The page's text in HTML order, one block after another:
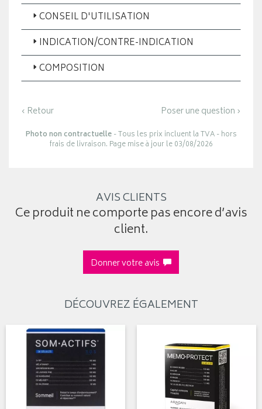
CONSEIL D'UTILISATION
INDICATION/CONTRE-INDICATION
COMPOSITION
‹ Retour Poser une question ›
Photo non contractuelle- Tous les prix incluent la TVA - hors
frais de livraison. Page mise à jour le 03/08/2026
AVIS CLIENTS
Ce produit ne comporte pas encore d’avis
client.
Donner votre avis
DÉCOUVREZ ÉGALEMENT